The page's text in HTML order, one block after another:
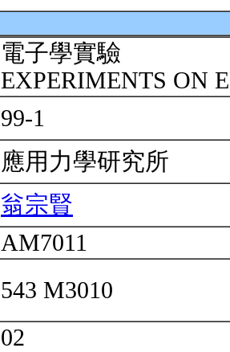
電子學實驗
EXPERIMENTS ON
99-1
應用力學研究所
翁宗賢
AM7011
543 M3010
02